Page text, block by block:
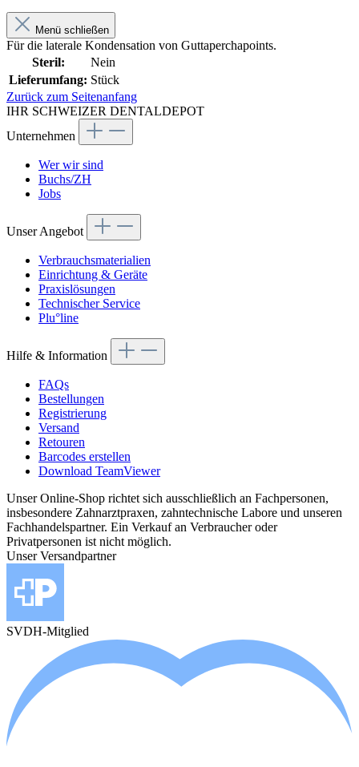
Menü schließen
Für die laterale Kondensation von Guttaperchapoints.
Steril:
Nein
Lieferumfang: Stück
Zurück zum Seitenanfang
IHR SCHWEIZER DENTALDEPOT
Unternehmen
Wer wir sind
Buchs/ZH
Jobs
Unser Angebot
Verbrauchsmaterialien
Einrichtung & Geräte
Praxislösungen
Technischer Service
Plu°line
Hilfe & Information
FAQs
Bestellungen
Registrierung
Versand
Retouren
Barcodes erstellen
Download TeamViewer
Unser Online-Shop richtet sich ausschließlich an Fachpersonen,
insbesondere Zahnarztpraxen, zahntechnische Labore und unseren
Fachhandelspartner. Ein Verkauf an Verbraucher oder
Privatpersonen ist nicht möglich.
Unser Versandpartner
SVDH-Mitglied